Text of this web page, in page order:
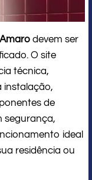
devem ser
O site
técnica,
instalação,
de
segurança,
ideal
residência ou